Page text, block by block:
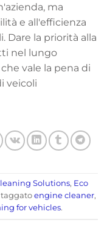
ma
e all'efficienza
Dare la priorità alla
nel lungo
vale la pena di
veicoli
Solutions, Eco
engine cleaner,
for vehicles.